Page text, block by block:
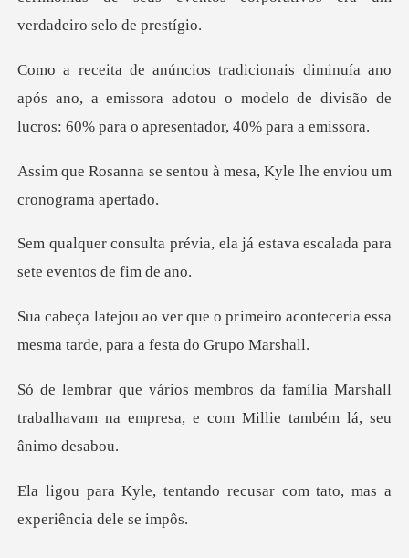
após ano, a emissora adotou o modelo de divisão de
ou à mesa, Kyle lhe envio
, ela já estava escalada par
imeiro aconteceria essa
mesma tard
lia Marshall
trabalhavam na empresa, e c
do recusar com tato, mas a